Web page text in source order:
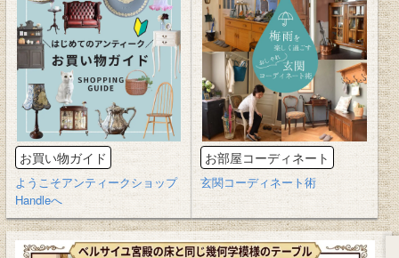
お買い物ガイド
ようこそアンティークショップ
Handleへ
お部屋コーディネート
玄関コーディネート術